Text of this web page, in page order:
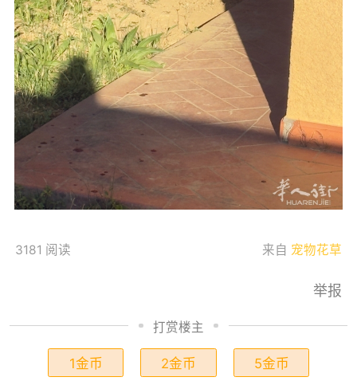
3181 阅读 来自 宠物花草
举报
打赏楼主
1金币 2金币 5金币